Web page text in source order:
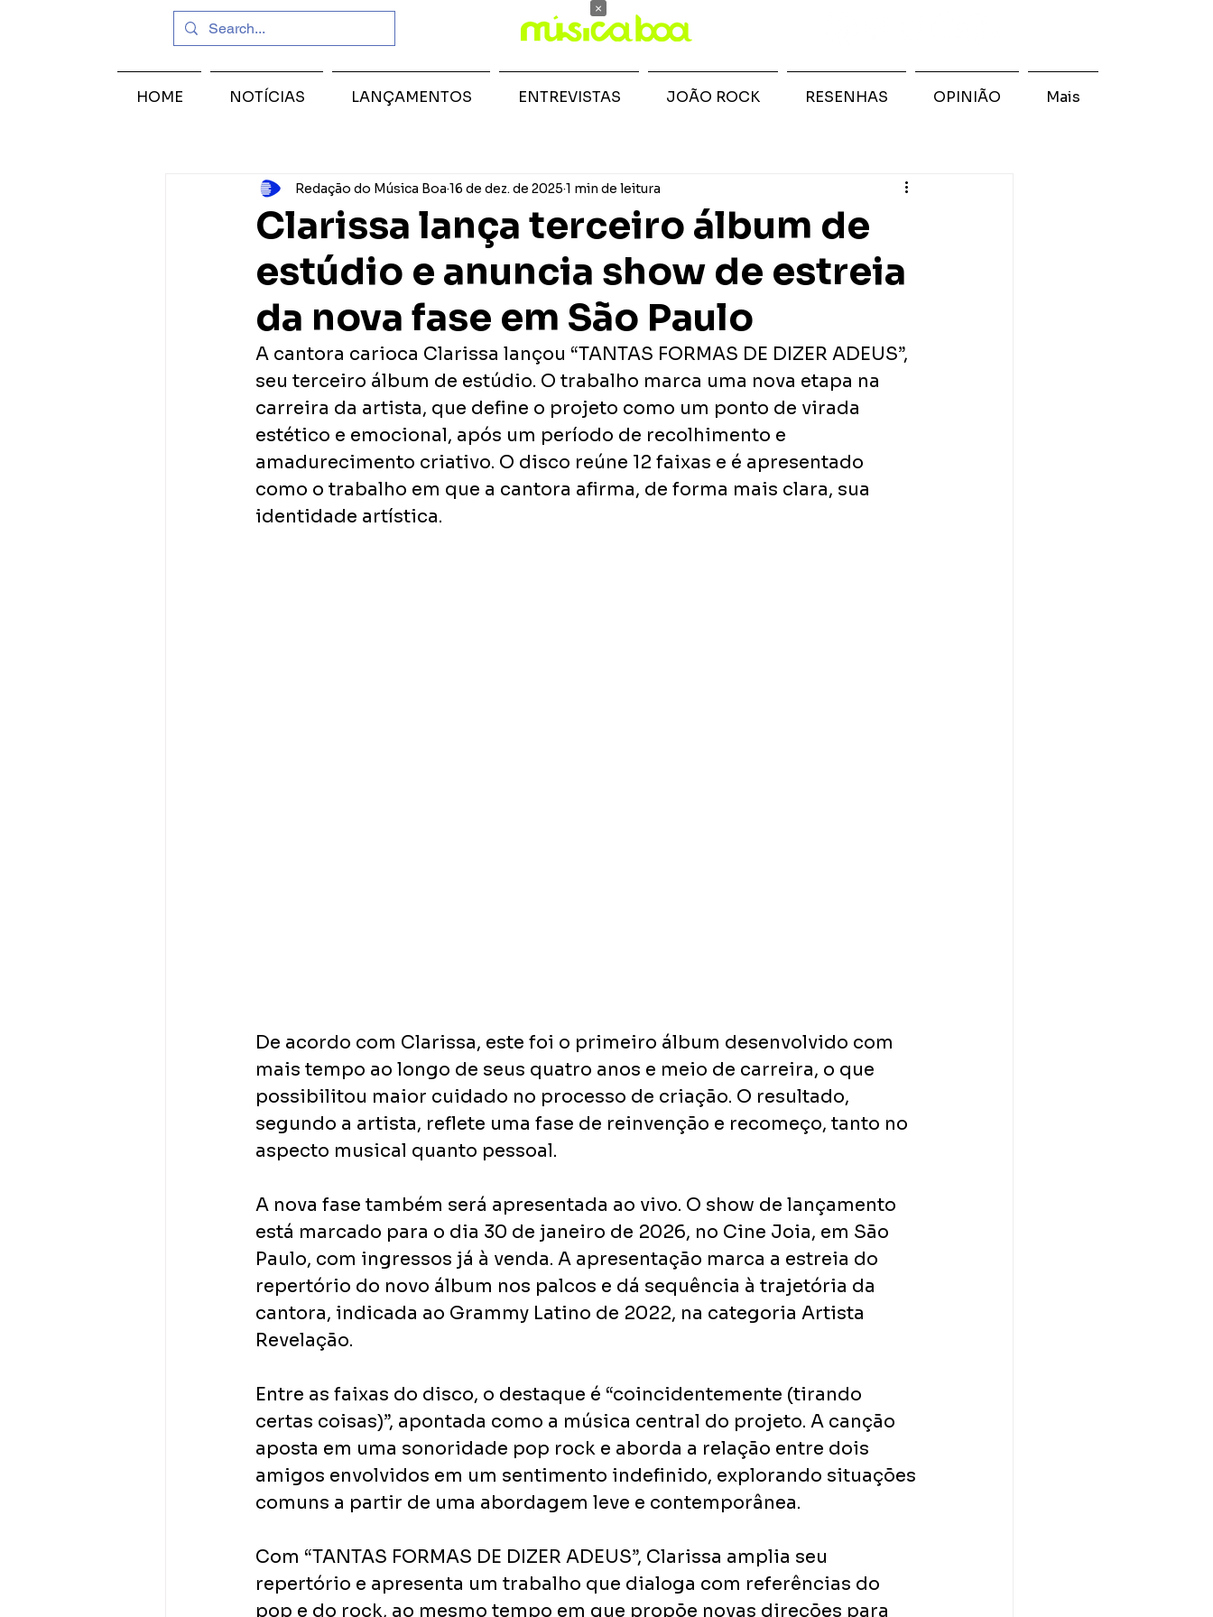
Clarissa lança terceiro álbum de
estúdio e anuncia show de estreia
da nova fase em São Paulo
Redação do Música Boa 16 de dez. de 2025 1 min de leitura
A cantora carioca Clarissa lançou “TANTAS FORMAS DE DIZER ADEUS”,
seu terceiro álbum de estúdio. O trabalho marca uma nova etapa na
carreira da artista, que define o projeto como um ponto de virada
estético e emocional, após um período de recolhimento e
amadurecimento criativo. O disco reúne 12 faixas e é apresentado
como o trabalho em que a cantora afirma, de forma mais clara, sua
identidade artística.
De acordo com Clarissa, este foi o primeiro álbum desenvolvido com
mais tempo ao longo de seus quatro anos e meio de carreira, o que
possibilitou maior cuidado no processo de criação. O resultado,
segundo a artista, reflete uma fase de reinvenção e recomeço, tanto no
aspecto musical quanto pessoal.
A nova fase também será apresentada ao vivo. O show de lançamento
está marcado para o dia 30 de janeiro de 2026, no Cine Joia, em São
Paulo, com ingressos já à venda. A apresentação marca a estreia do
repertório do novo álbum nos palcos e dá sequência à trajetória da
cantora, indicada ao Grammy Latino de 2022, na categoria Artista
Revelação.
Entre as faixas do disco, o destaque é “coincidentemente (tirando
certas coisas)”, apontada como a música central do projeto. A canção
aposta em uma sonoridade pop rock e aborda a relação entre dois
amigos envolvidos em um sentimento indefinido, explorando situações
comuns a partir de uma abordagem leve e contemporânea.
Com “TANTAS FORMAS DE DIZER ADEUS”, Clarissa amplia seu
repertório e apresenta um trabalho que dialoga com referências do
pop e do rock, ao mesmo tempo em que propõe novas direções para
HOME NOTÍCIAS LANÇAMENTOS ENTREVISTAS JOÃO ROCK RESENHAS OPINIÃO Mais
×